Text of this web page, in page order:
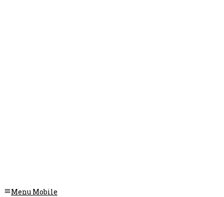
Menu Mobile